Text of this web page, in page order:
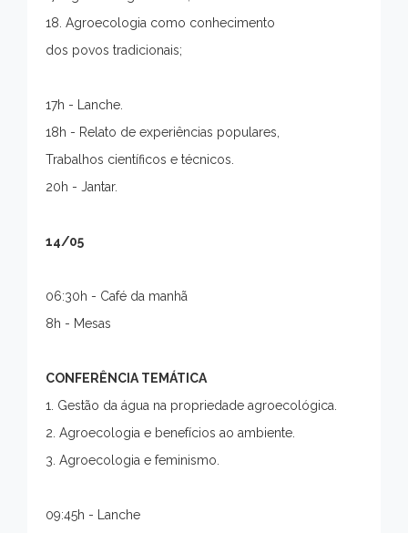
18. Agroecologia como conhecimento
dos povos tradicionais;
17h - Lanche.
18h - Relato de experiências populares,
Trabalhos científicos e técnicos.
20h - Jantar.
14/05
06:30h - Café da manhã
8h - Mesas
CONFERÊNCIA TEMÁTICA
1. Gestão da água na propriedade agroecológica.
2. Agroecologia e benefícios ao ambiente.
3. Agroecologia e feminismo.
09:45h - Lanche